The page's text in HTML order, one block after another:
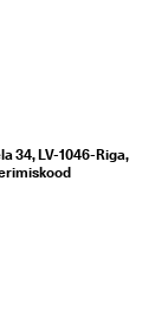
34, LV-1046-Riga,